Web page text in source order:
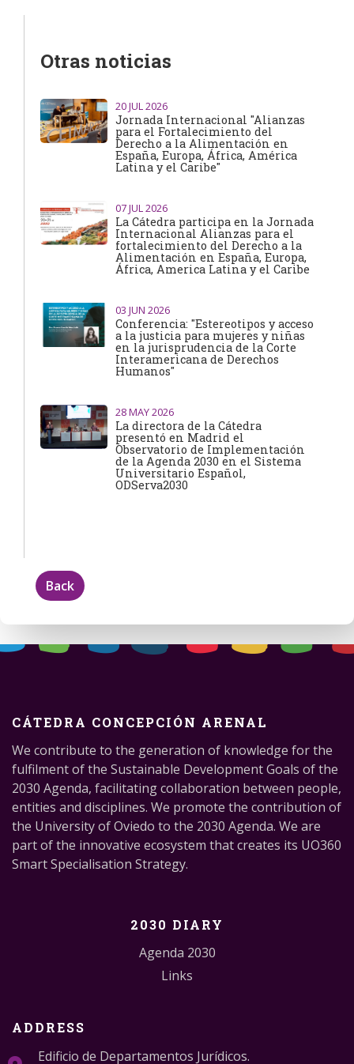
Otras noticias
20JUL 2026
Jornada Internacional "Alianzas
para el Fortalecimiento del
Derecho a la Alimentación en
España, Europa, África, América
Latina y el Caribe"
07JUL 2026
La Cátedra participa en la Jornada
Internacional Alianzas para el
fortalecimiento del Derecho a la
Alimentación en España, Europa,
África, America Latina y el Caribe
03 JUN 2026
Conferencia: "Estereotipos y acceso
a la justicia para mujeres y niñas
en la jurisprudencia de la Corte
Interamericana de Derechos
Humanos"
28MAY 2026
La directora de la Cátedra
presentó en Madrid el
Observatorio de Implementación
de la Agenda 2030 en el Sistema
Universitario Español,
ODServa2030
Back
CÁTEDRA CONCEPCIÓN ARENAL
We contribute to the generation of knowledge for the
fulfilment of the Sustainable Development Goals of the
2030 Agenda, facilitating collaboration between people,
entities and disciplines. We promote the contribution of
the University of Oviedo to the 2030 Agenda. We are
part of the innovative ecosystem that creates its UO360
Smart Specialisation Strategy.
2030 DIARY
Agenda 2030
Links
ADDRESS
Edificio de Departamentos Jurídicos.